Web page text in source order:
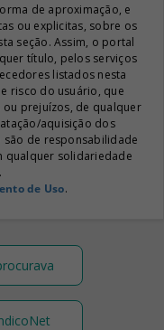
de aproximação, e
ou explicitas, sobre os
seção. Assim, o portal
título, pelos serviços
listados nesta
risco do usuário, que
prejuízos, de qualquer
aquisição dos
são de responsabilidade
qualquer solidariedade
de Uso.